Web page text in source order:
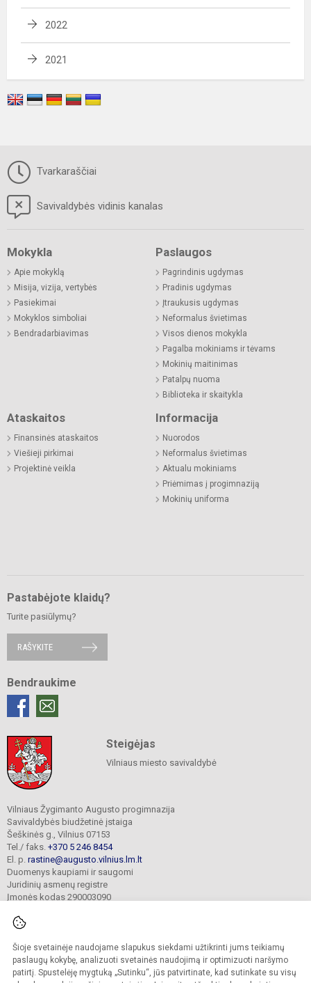
Šioje svetainėje naudojame slapukus siekdami užtikrinti jums teikiamų
paslaugų kokybę, analizuoti svetainės naudojimą ir optimizuoti naršymo
patirtį. Spustelėję mygtuką „Sutinku“, jūs patvirtinate, kad sutinkate su visų
2022
2021
Tvarkaraščiai
Savivaldybės vidinis kanalas
Mokykla
Apie mokyklą
Misija, vizija, vertybės
Pasiekimai
Mokyklos simboliai
Bendradarbiavimas
Paslaugos
Pagrindinis ugdymas
Pradinis ugdymas
Įtraukusis ugdymas
Neformalus švietimas
Visos dienos mokykla
Pagalba mokiniams ir tėvams
Mokinių maitinimas
Patalpų nuoma
Biblioteka ir skaitykla
Ataskaitos
Finansinės ataskaitos
Viešieji pirkimai
Projektinė veikla
Informacija
Nuorodos
Neformalus švietimas
Aktualu mokiniams
Priėmimas į progimnaziją
Mokinių uniforma
Pastabėjote klaidų?
Turite pasiūlymų?
RAŠYKITE
Bendraukime
Steigėjas
Vilniaus miesto savivaldybė
Vilniaus Žygimanto Augusto progimnazija
Savivaldybės biudžetinė įstaiga
Šeškinės g., Vilnius 07153
Tel./ faks. +370 5 246 8454
El. p. rastine@augusto.vilnius.lm.lt
Duomenys kaupiami ir saugomi
Juridinių asmenų registre
Įmonės kodas 290003090
© 2021. Vilniaus Žygimanto Augusto progimnazija. Visos teisės saugomos.
Kopijuoti turinį be raštiško mokyklos sutikimo griežtai draudžiama.